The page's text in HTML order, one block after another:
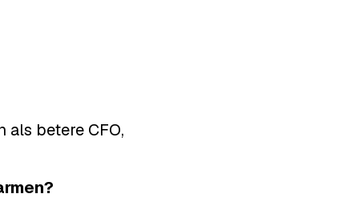
betere CFO,